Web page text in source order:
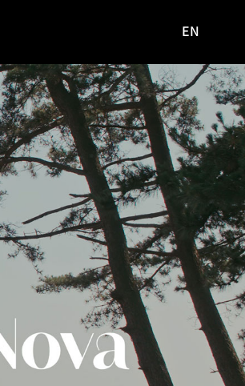
사이트로
이동
EN